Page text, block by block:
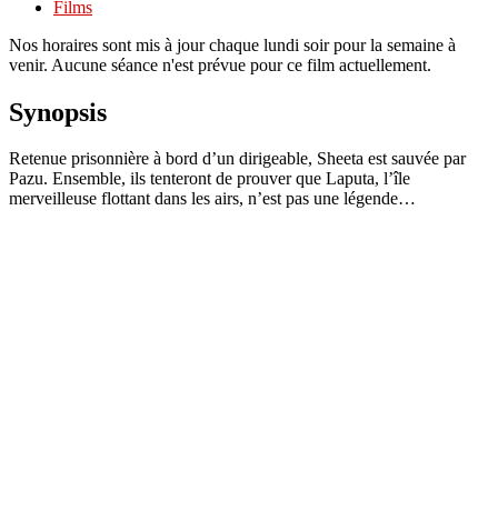
Films
Nos horaires sont mis à jour chaque lundi soir pour la semaine à
venir. Aucune séance n'est prévue pour ce film actuellement.
Synopsis
Retenue prisonnière à bord d’un dirigeable, Sheeta est sauvée par
Pazu. Ensemble, ils tenteront de prouver que Laputa, l’île
merveilleuse flottant dans les airs, n’est pas une légende…